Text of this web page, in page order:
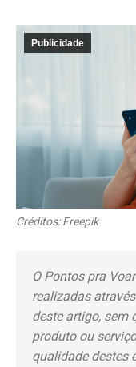
Publicidade
Créditos: Freepik
O Pontos pra
realizadas
deste artigo, sem
produto ou
qualidade destes